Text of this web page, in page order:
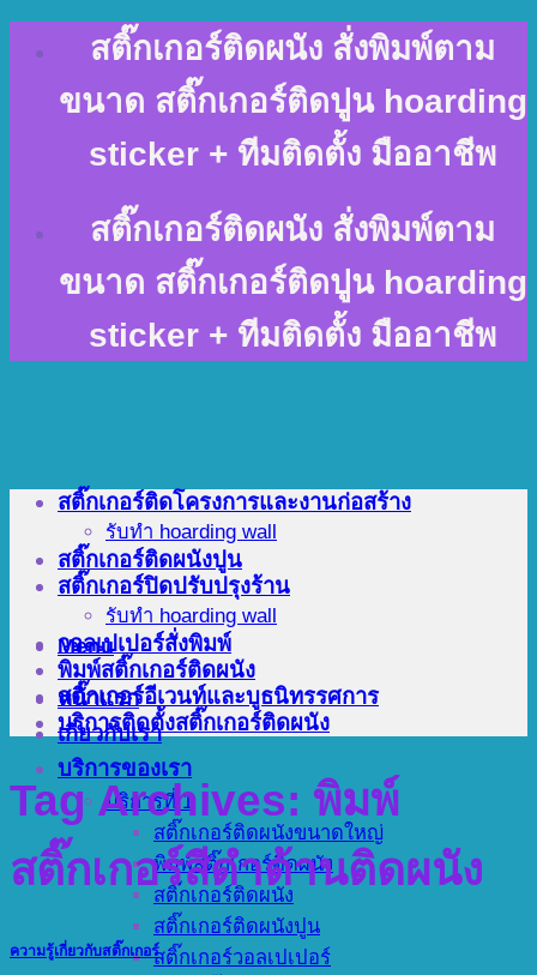
content
สติ๊กเกอร์ติดผนัง สั่งพิมพ์ตาม
ขนาด สติ๊กเกอร์ติดปูน hoarding
sticker + ทีมติดตั้ง มืออาชีพ
สติ๊กเกอร์ติดผนัง สั่งพิมพ์ตาม
ขนาด สติ๊กเกอร์ติดปูน hoarding
sticker + ทีมติดตั้ง มืออาชีพ
Menu
หน้าแรก
เกี่ยวกับเรา
บริการของเรา
บริการที่ 1
สติ๊กเกอร์ติดผนังขนาดใหญ่
พิมพ์สติ๊กเกอร์ติดผนัง
สติ๊กเกอร์ติดผนัง
สติ๊กเกอร์ติดผนังปูน
สติ๊กเกอร์วอลเปเปอร์
สติ๊กเกอร์ติดโครงการและงานก่อสร้าง
รับทำ hoarding wall
สติ๊กเกอร์ติดผนังปูน
สติ๊กเกอร์ปิดปรับปรุงร้าน
รับทำ hoarding wall
วอลเปเปอร์สั่งพิมพ์
พิมพ์สติ๊กเกอร์ติดผนัง
สติ๊กเกอร์อีเวนท์และบูธนิทรรศการ
บริการติดตั้งสติ๊กเกอร์ติดผนัง
Tag Archives: พิมพ์
สติ๊กเกอร์สีดำด้านติดผนัง
ความรู้เกี่ยวกับสติ๊กเกอร์